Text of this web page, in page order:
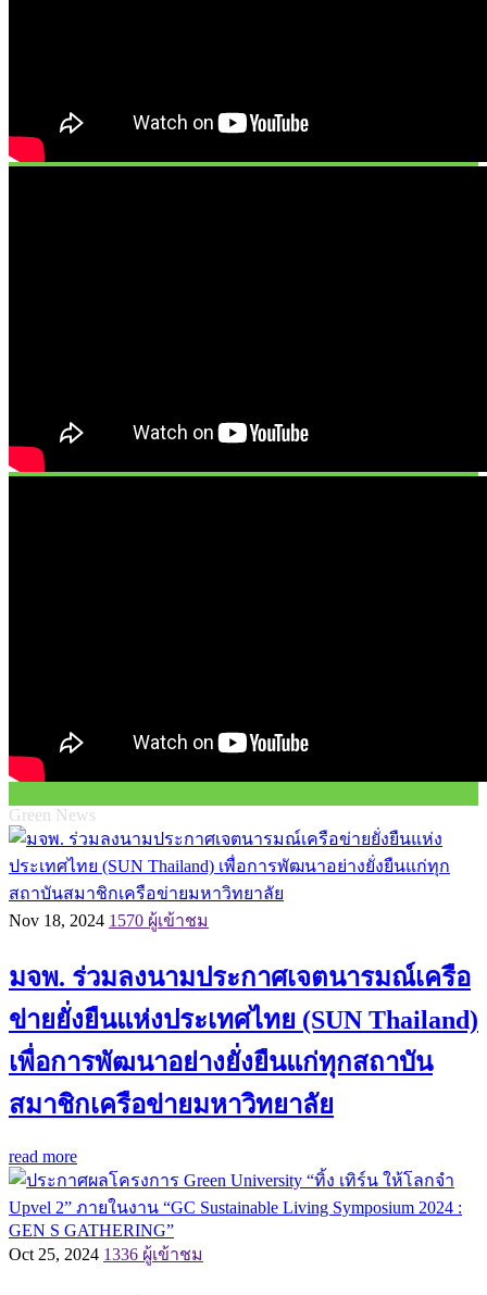
Green News
Nov 18, 2024 1570 ผู้เข้าชม
มจพ. ร่วมลงนามประกาศเจตนารมณ์เครือ
ข่ายยั่งยืนแห่งประเทศไทย (SUN Thailand)
เพื่อการพัฒนาอย่างยั่งยืนแก่ทุกสถาบัน
สมาชิกเครือข่ายมหาวิทยาลัย
read more
Oct 25, 2024 1336 ผู้เข้าชม